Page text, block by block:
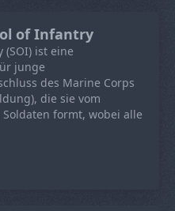
of Infantry
(SOI) ist eine
junge
des Marine Corps
die sie vom
formt, wobei alle